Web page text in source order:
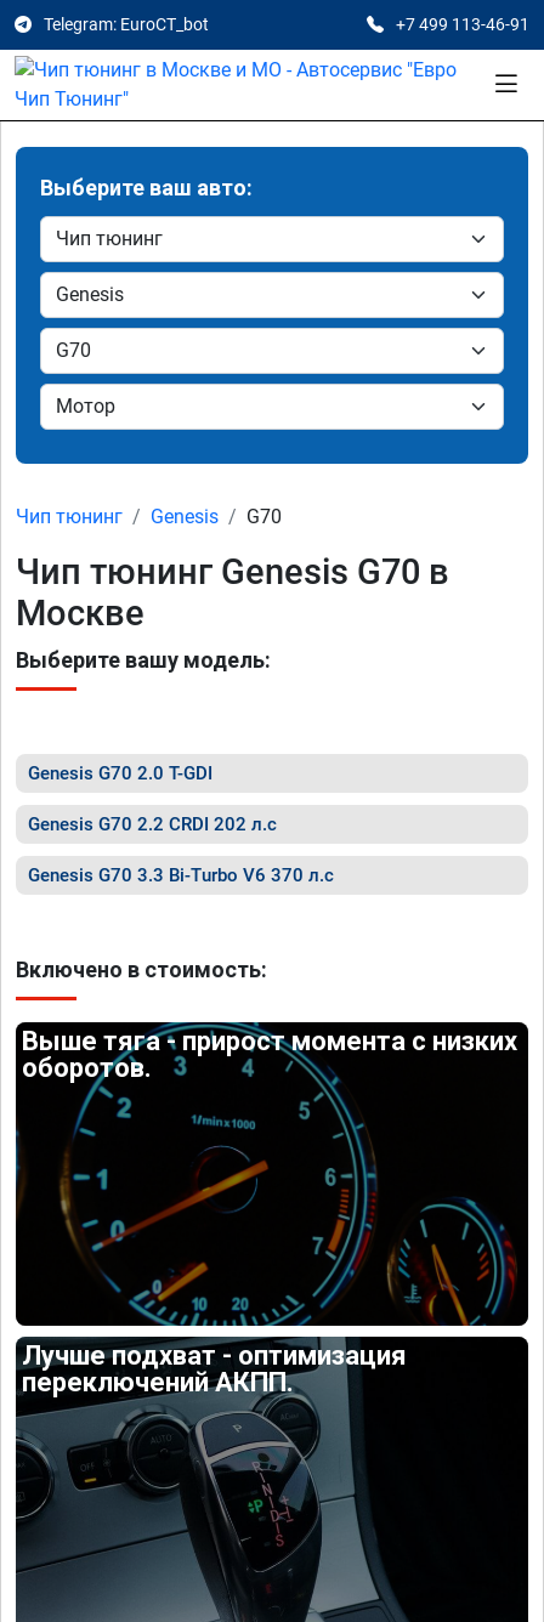
Telegram: EuroCT_bot +7 499 113-46-91
Выберите ваш авто:
Чип тюнинг Genesis G70
Чип тюнинг Genesis G70 в
Москве
Выберите вашу модель:
Genesis G70 2.0 T-GDI
Genesis G70 2.2 CRDI 202 л.с
Genesis G70 3.3 Bi-Turbo V6 370 л.с
Включено в стоимость:
Выше тяга - прирост момента с низких
оборотов.
Лучше подхват - оптимизация
переключений АКПП.